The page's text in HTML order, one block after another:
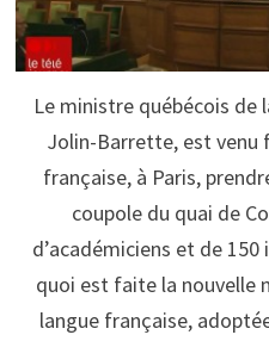
Le ministre québécois de
Jolin-Barrette, est venu
française, à Paris,
coupole du quai de
d’académiciens et de
quoi est faite la nouvelle
langue française,